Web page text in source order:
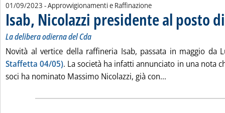
01/09/2023 - Approvvigionamenti e Raffinazione
Isab, Nicolazzi presidente al posto
La delibera odierna del Cda
Novità al vertice della raffineria Isab, passata in maggio da
Staffetta 04/05). La società ha infatti annunciato in una nota
soci ha nominato Massimo Nicolazzi, già con...